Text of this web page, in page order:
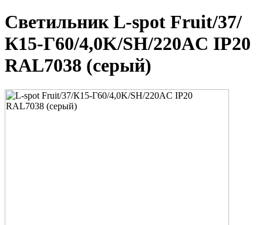
Светильник L-spot Fruit/37/
К15-Г60/4,0K/SH/220AC IP20
RAL7038 (серый)